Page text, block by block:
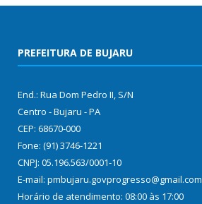
PREFEITURA DE BUJARU
End.: Rua Dom Pedro II, S/N
Centro - Bujaru - PA
CEP: 68670-000
Fone: (91) 3746-1221
CNPJ: 05.196.563/0001-10
E-mail: pmbujaru.govprogresso@gmail.com
Horário de atendimento: 08:00 às 17:00